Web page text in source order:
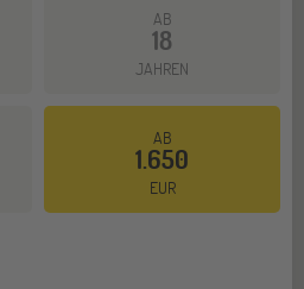
AB
18
JAHREN
AB
1.650
EUR